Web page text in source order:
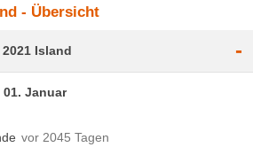
- Übersicht
Island -
01. Januar
vor 2045 Tagen